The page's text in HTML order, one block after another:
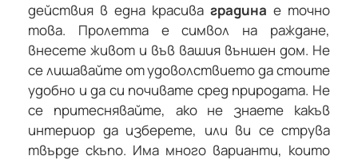
действия в една красива градина е точно
това. Пролетта е символ на раждане,
внесете живот и във вашия външен дом. Не
се лишавайте от удоволствието да стоите
удобно и да си почивате сред природата. Не
се притеснявайте, ако не знаете какъв
интериор да изберете, или ви се струва
твърде скъпо. Има много варианти, които